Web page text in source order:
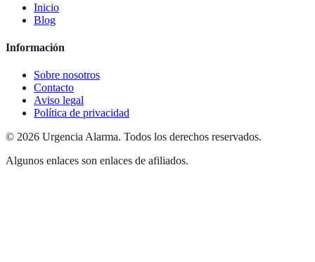
Inicio
Blog
Información
Sobre nosotros
Contacto
Aviso legal
Política de privacidad
© 2026 Urgencia Alarma. Todos los derechos reservados.
Algunos enlaces son enlaces de afiliados.